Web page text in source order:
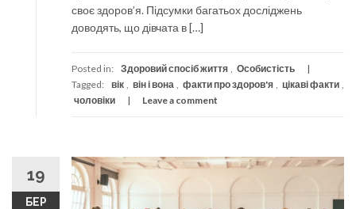
своє здоров’я. Підсумки багатьох досліджень
доводять, що дівчата в […]
Posted in: Здоровий спосіб життя
Особистість
Tagged:
вік він і вона факти про здоров'я цікаві факти
чоловіки
Leave a comment
19
БЕР